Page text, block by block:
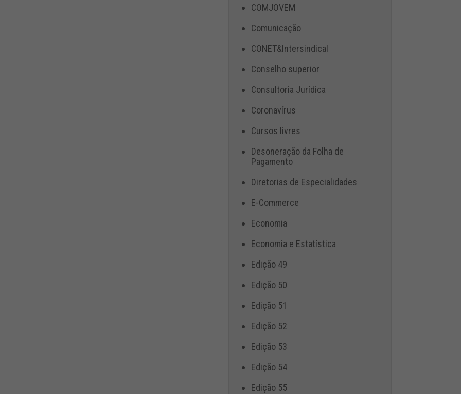
COMJOVEM
Comunicação
CONET&Intersindical
Conselho superior
Consultoria Jurídica
Coronavírus
Cursos livres
Desoneração da Folha de
Pagamento
Diretorias de Especialidades
E-Commerce
Economia
Economia e Estatística
Edição 49
Edição 50
Edição 51
Edição 52
Edição 53
Edição 54
Edição 55